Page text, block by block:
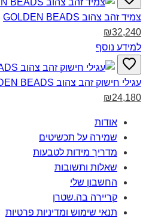
צמיד זהב צהוב GOLDEN BEADS‎
₪32,240
למידע נוסף
עגילי חישוק זהב צהוב GOLDEN BEADS‎
₪24,180
אודות
שמירה על תכשיטים
מדריך מידות לטבעות
שאלות ותשובות
החשבון שלי
קריירה בה.שטרן
תנאי שימוש ומדיניות פרטיות